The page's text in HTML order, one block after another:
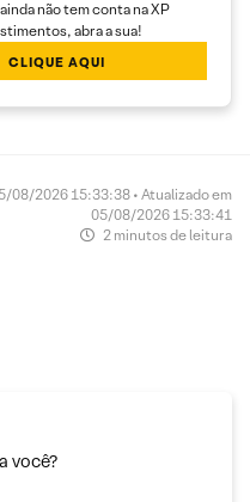
não tem conta na XP
abra a sua!
CLIQUE AQUI
08/2026 15:33:38 • Atualizado em
05/08/2026 15:33:41
2 minutos de leitura
você?